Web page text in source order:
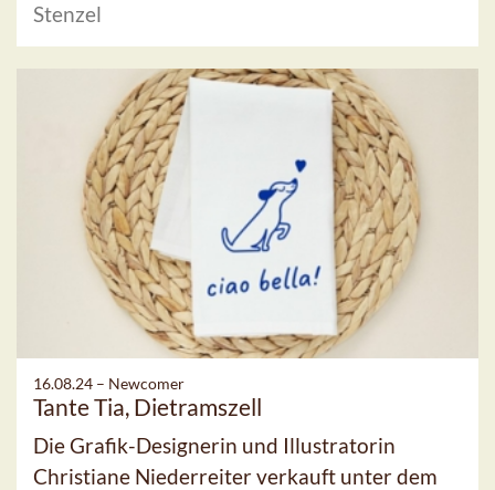
Stenzel
16.08.24 – Newcomer
Tante Tia, Dietramszell
Die Grafik-Designerin und Illustratorin
Christiane Niederreiter verkauft unter dem